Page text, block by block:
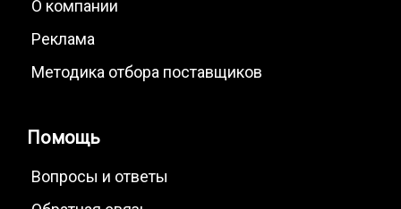
О компании
Реклама
Методика отбора поставщиков
Помощь
Вопросы и ответы